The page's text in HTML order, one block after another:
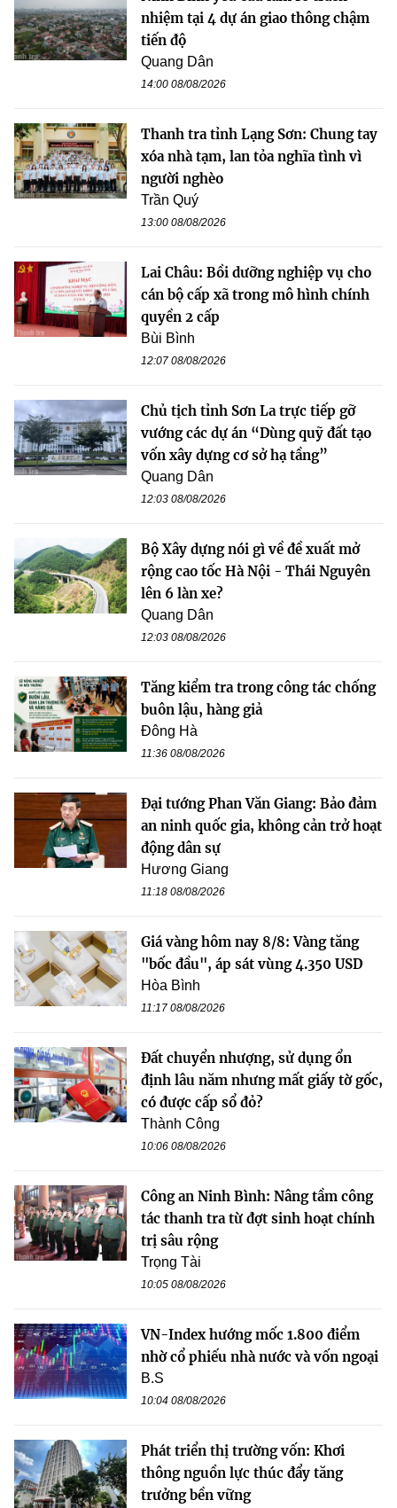
nhiệm tại 4 dự án giao thông chậm
tiến độ
Quang Dân
14:00 08/08/2026
Thanh tra tỉnh Lạng Sơn: Chung tay
xóa nhà tạm, lan tỏa nghĩa tình vì
người nghèo
Trần Quý
13:00 08/08/2026
Lai Châu: Bồi dưỡng nghiệp vụ cho
cán bộ cấp xã trong mô hình chính
quyền 2 cấp
Bùi Bình
12:07 08/08/2026
Chủ tịch tỉnh Sơn La trực tiếp gỡ
vướng các dự án “Dùng quỹ đất tạo
vốn xây dựng cơ sở hạ tầng”
Quang Dân
12:03 08/08/2026
Bộ Xây dựng nói gì về đề xuất mở
rộng cao tốc Hà Nội - Thái Nguyên
lên 6 làn xe?
Quang Dân
12:03 08/08/2026
Tăng kiểm tra trong công tác chống
buôn lậu, hàng giả
Đông Hà
11:36 08/08/2026
Đại tướng Phan Văn Giang: Bảo đảm
an ninh quốc gia, không cản trở hoạt
động dân sự
Hương Giang
11:18 08/08/2026
Giá vàng hôm nay 8/8: Vàng tăng
"bốc đầu", áp sát vùng 4.350 USD
Hòa Bình
11:17 08/08/2026
Đất chuyển nhượng, sử dụng ổn
định lâu năm nhưng mất giấy tờ gốc,
có được cấp sổ đỏ?
Thành Công
10:06 08/08/2026
Công an Ninh Bình: Nâng tầm công
tác thanh tra từ đợt sinh hoạt chính
trị sâu rộng
Trọng Tài
10:05 08/08/2026
VN-Index hướng mốc 1.800 điểm
nhờ cổ phiếu nhà nước và vốn ngoại
B.S
10:04 08/08/2026
Phát triển thị trường vốn: Khơi
thông nguồn lực thúc đẩy tăng
trưởng bền vững